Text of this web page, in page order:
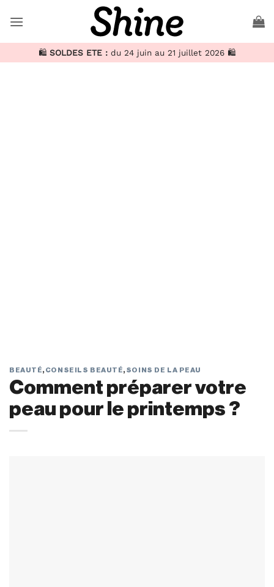
au
🛍️ SOLDES ETE : du 24 juin au 21 juillet 2026 🛍️
BEAUTÉ,CONSEILS BEAUTÉ,SOINS DE LA PEAU
Comment préparer votre
peau pour le printemps ?